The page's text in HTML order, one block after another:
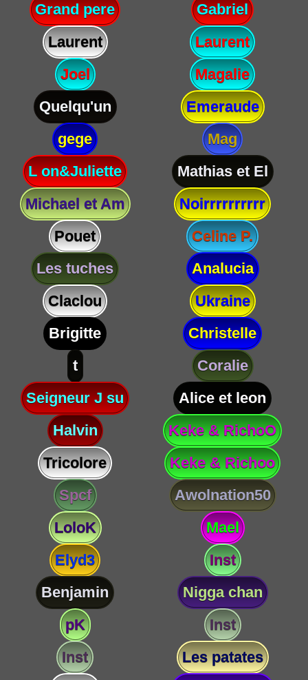
Grand pere
Gabriel
Laurent
Laurent
Joel
Magalie
Quelqu'un
Emeraude
gege
Mag
L on&Juliette
Mathias et El
Michael et Am
Noirrrrrrrrrr
Pouet
Celine P.
Les tuches
Analucia
Claclou
Ukraine
Brigitte
Christelle
t
Coralie
Seigneur J su
Alice et leon
Halvin
Keke & RichoO
Tricolore
Keke & Richoo
Spcf
Awolnation50
LoloK
Mael
Elyd3
Inst
Benjamin
Nigga chan
pK
Inst
Inst
Les patates